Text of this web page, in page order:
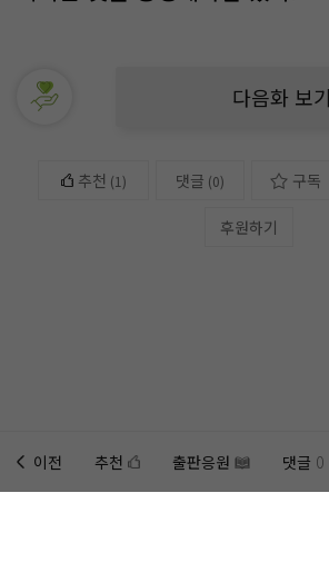
다음화 보기
추천 (1) 댓글 (0) 구독
후원하기
이전 추천 출판응원 댓글 0
홈에미노벨 웹추가하기